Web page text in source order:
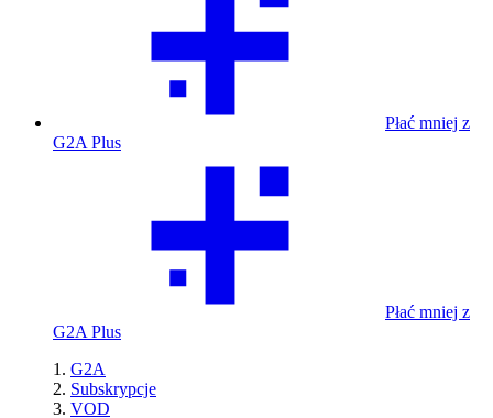
Płać mniej z
G2A Plus
Płać mniej z
G2A Plus
G2A
Subskrypcje
VOD